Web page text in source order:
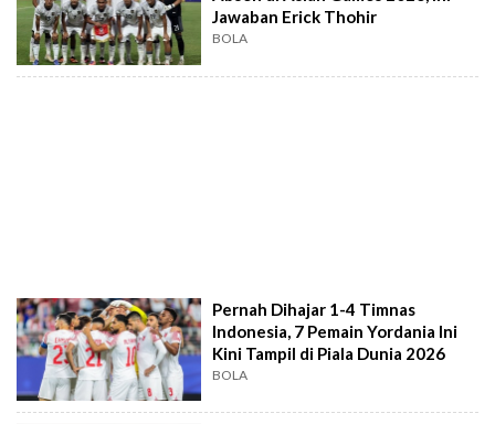
Jawaban Erick Thohir
BOLA
Pernah Dihajar 1-4 Timnas
Indonesia, 7 Pemain Yordania Ini
Kini Tampil di Piala Dunia 2026
BOLA